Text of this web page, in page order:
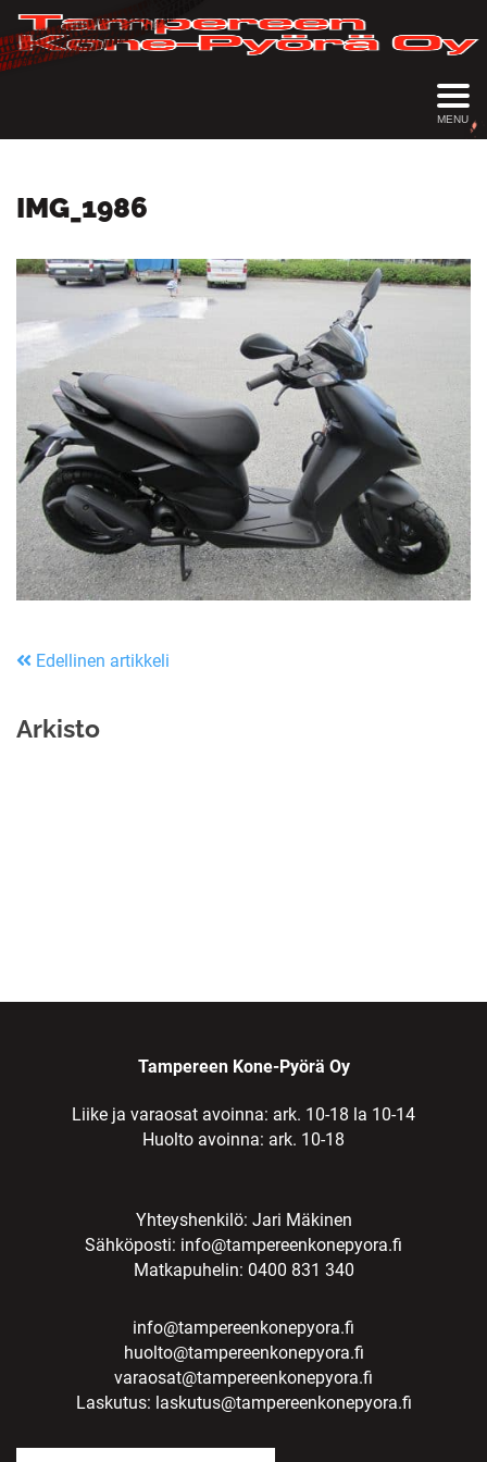
MENU
IMG_1986
Edellinen artikkeli
Arkisto
Tampereen Kone-Pyörä Oy
Liike ja varaosat avoinna: ark. 10-18 la 10-14
Huolto avoinna: ark. 10-18
Yhteyshenkilö: Jari Mäkinen
Sähköposti: info@tampereenkonepyora.fi
Matkapuhelin: 0400 831 340
info@tampereenkonepyora.fi
huolto@tampereenkonepyora.fi
varaosat@tampereenkonepyora.fi
Laskutus: laskutus@tampereenkonepyora.fi